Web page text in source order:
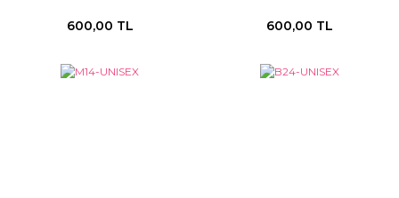
600,00 TL 600,00 TL